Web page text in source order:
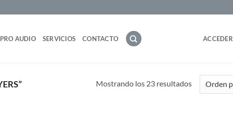
PRO AUDIO SERVICIOS CONTACTO ACCEDER
Mostrando los 23 resultados